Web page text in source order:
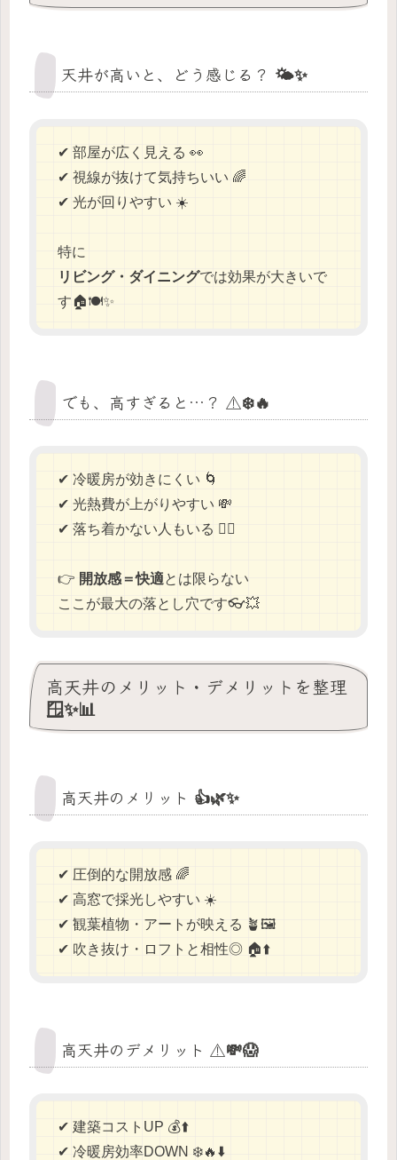
天井が高いと、どう感じる？ 🌤️✨
✔ 部屋が広く見える 👀
✔ 視線が抜けて気持ちいい 🌈
✔ 光が回りやすい ☀️
特に
リビング・ダイニングでは効果が大きいで
す🏠🍽️✨
でも、高すぎると…？ ⚠️❄️🔥
✔ 冷暖房が効きにくい 🌀
✔ 光熱費が上がりやすい 💸
✔ 落ち着かない人もいる 😶‍🌫️
👉 開放感＝快適とは限らない
ここが最大の落とし穴です👓💥
高天井のメリット・デメリットを整理
🪟✨📊
高天井のメリット 👍🌿✨
✔ 圧倒的な開放感 🌈
✔ 高窓で採光しやすい ☀️
✔ 観葉植物・アートが映える 🪴🖼️
✔ 吹き抜け・ロフトと相性◎ 🏠⬆️
高天井のデメリット ⚠️💸😱
✔ 建築コストUP 💰⬆️
✔ 冷暖房効率DOWN ❄️🔥⬇️